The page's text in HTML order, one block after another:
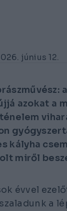
június 12.
azokat a
kályha
miről
évvel
a